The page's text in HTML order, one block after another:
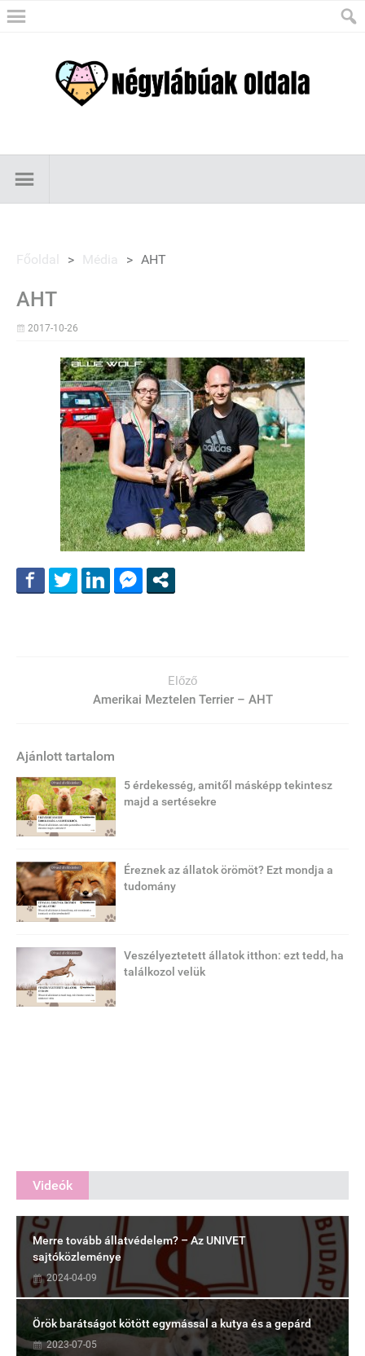
Főoldal > Média > AHT
AHT
2017-10-26
Előző
Amerikai Meztelen Terrier – AHT
Ajánlott tartalom
5 érdekesség, amitől másképp tekintesz
majd a sertésekre
Éreznek az állatok örömöt? Ezt mondja a
tudomány
Veszélyeztetett állatok itthon: ezt tedd, ha
találkozol velük
Videók
Merre tovább állatvédelem? – Az UNIVET
sajtóközleménye
2024-04-09
Örök barátságot kötött egymással a kutya és a gepárd
2023-07-05